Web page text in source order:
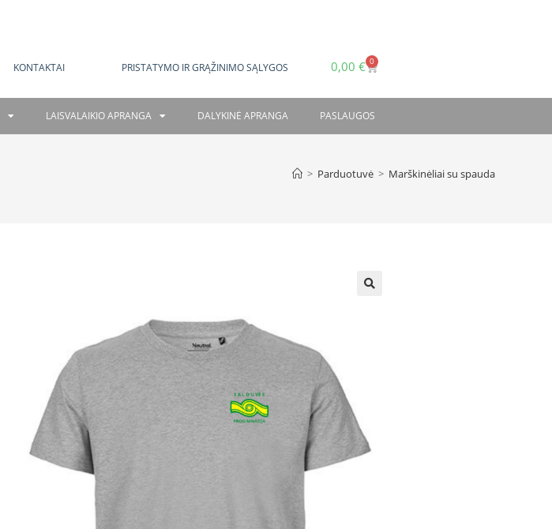
KONTAKTAI PRISTATYMO IR GRĄŽINIMO SĄLYGOS 0,00 € 0
LAISVALAIKIO APRANGA DALYKINĖ APRANGA PASLAUGOS
> Parduotuvė > Marškinėliai su spauda